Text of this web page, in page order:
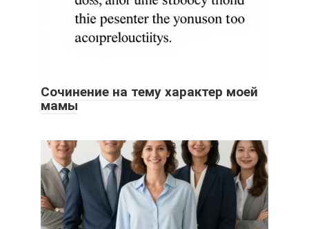
Сочинение на тему характер моей
мамы